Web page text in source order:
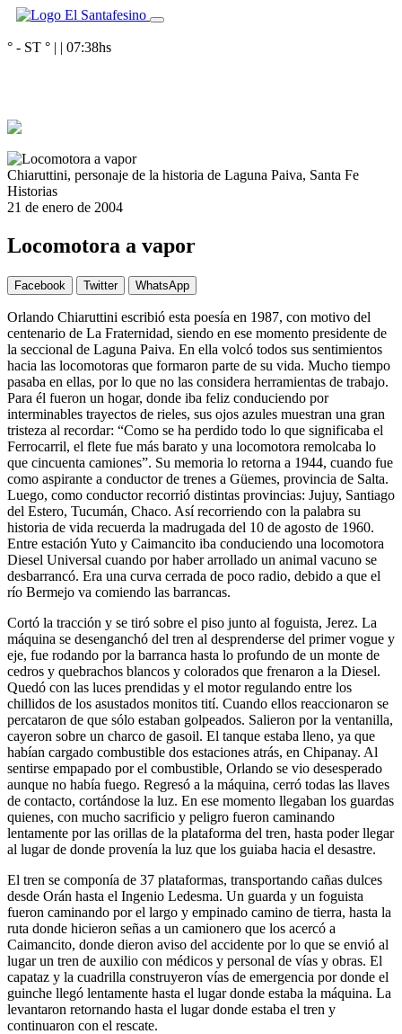
° - ST ° | | 07:38hs
Chiaruttini, personaje de la historia de Laguna Paiva, Santa Fe
Historias
21 de enero de 2004
Locomotora a vapor
Facebook Twitter WhatsApp
Orlando Chiaruttini escribió esta poesía en 1987, con motivo del
centenario de La Fraternidad, siendo en ese momento presidente de
la seccional de Laguna Paiva. En ella volcó todos sus sentimientos
hacia las locomotoras que formaron parte de su vida. Mucho tiempo
pasaba en ellas, por lo que no las considera herramientas de trabajo.
Para él fueron un hogar, donde iba feliz conduciendo por
interminables trayectos de rieles, sus ojos azules muestran una gran
tristeza al recordar: “Como se ha perdido todo lo que significaba el
Ferrocarril, el flete fue más barato y una locomotora remolcaba lo
que cincuenta camiones”. Su memoria lo retorna a 1944, cuando fue
como aspirante a conductor de trenes a Güemes, provincia de Salta.
Luego, como conductor recorrió distintas provincias: Jujuy, Santiago
del Estero, Tucumán, Chaco. Así recorriendo con la palabra su
historia de vida recuerda la madrugada del 10 de agosto de 1960.
Entre estación Yuto y Caimancito iba conduciendo una locomotora
Diesel Universal cuando por haber arrollado un animal vacuno se
desbarrancó. Era una curva cerrada de poco radio, debido a que el
río Bermejo va comiendo las barrancas.
Cortó la tracción y se tiró sobre el piso junto al foguista, Jerez. La
máquina se desenganchó del tren al desprenderse del primer vogue y
eje, fue rodando por la barranca hasta lo profundo de un monte de
cedros y quebrachos blancos y colorados que frenaron a la Diesel.
Quedó con las luces prendidas y el motor regulando entre los
chillidos de los asustados monitos tití. Cuando ellos reaccionaron se
percataron de que sólo estaban golpeados. Salieron por la ventanilla,
cayeron sobre un charco de gasoil. El tanque estaba lleno, ya que
habían cargado combustible dos estaciones atrás, en Chipanay. Al
sentirse empapado por el combustible, Orlando se vio desesperado
aunque no había fuego. Regresó a la máquina, cerró todas las llaves
de contacto, cortándose la luz. En ese momento llegaban los guardas
quienes, con mucho sacrificio y peligro fueron caminando
lentamente por las orillas de la plataforma del tren, hasta poder llegar
al lugar de donde provenía la luz que los guiaba hacia el desastre.
El tren se componía de 37 plataformas, transportando cañas dulces
desde Orán hasta el Ingenio Ledesma. Un guarda y un foguista
fueron caminando por el largo y empinado camino de tierra, hasta la
ruta donde hicieron señas a un camionero que los acercó a
Caimancito, donde dieron aviso del accidente por lo que se envió al
lugar un tren de auxilio con médicos y personal de vías y obras. El
capataz y la cuadrilla construyeron vías de emergencia por donde el
guinche llegó lentamente hasta el lugar donde estaba la máquina. La
levantaron retornando hasta el lugar donde estaba el tren y
continuaron con el rescate.